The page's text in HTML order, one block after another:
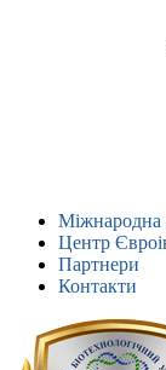
Міжнародна
Центр
Партнери
Контакти